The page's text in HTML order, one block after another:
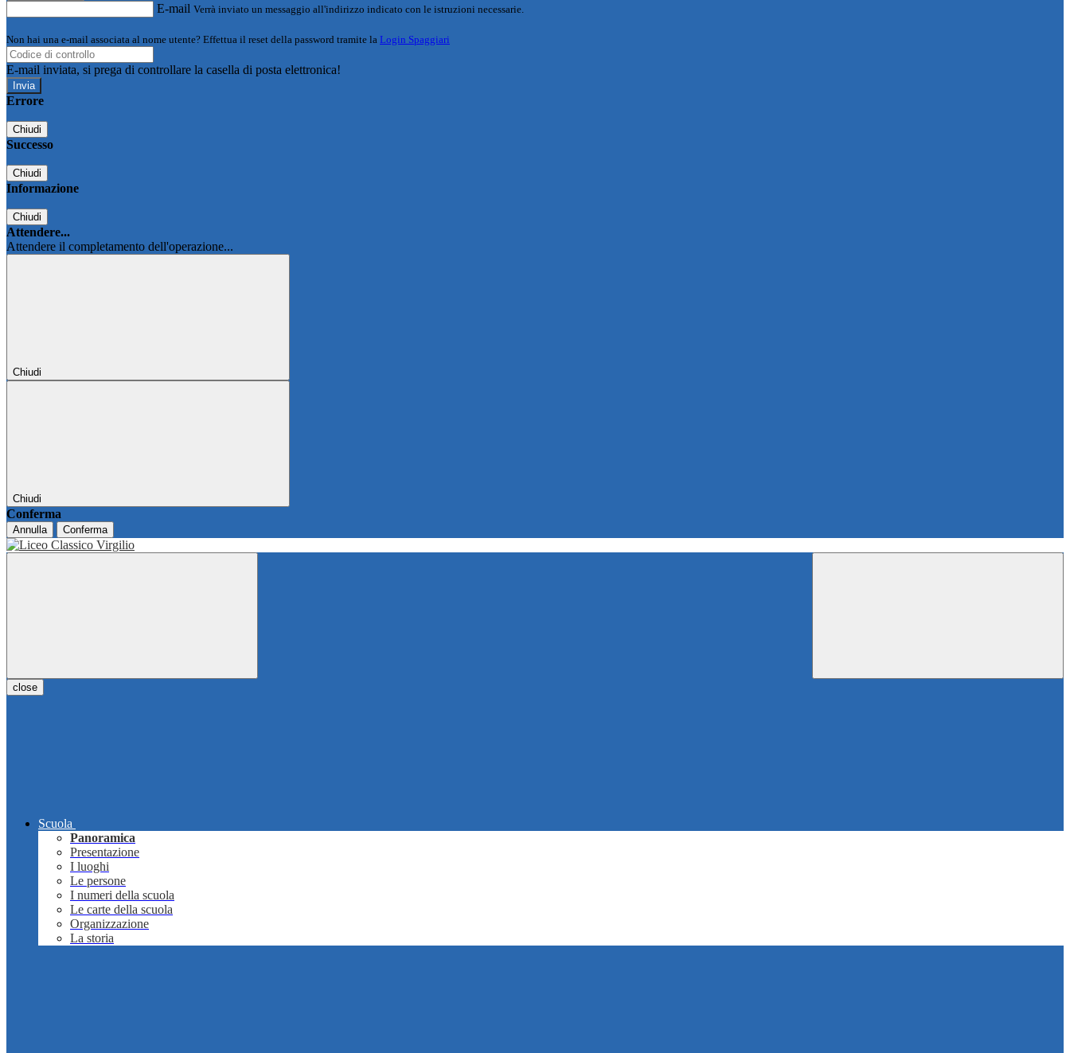
E-mail Verrà inviato un messaggio all'indirizzo indicato con le istruzioni necessarie.
Non hai una e-mail associata al nome utente? Effettua il reset della password tramite la Login Spaggiari
E-mail inviata, si prega di controllare la casella di posta elettronica!
Errore
Chiudi
Successo
Chiudi
Informazione
Chiudi
Attendere...
Attendere il completamento dell'operazione...
Chiudi
Chiudi
Conferma
Annulla Conferma
close
Scuola
Panoramica
Presentazione
I luoghi
Le persone
I numeri della scuola
Le carte della scuola
Organizzazione
La storia